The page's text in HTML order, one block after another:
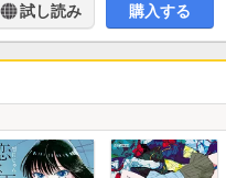
試し読み 購入する